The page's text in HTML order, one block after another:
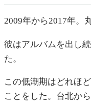
2009年から2017年。
彼はアルバムを出し
た。
この低潮期はどれほ
ことをした。台北か